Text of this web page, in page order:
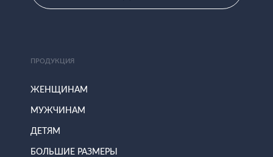
ПРОДУКЦИЯ
ЖЕНЩИНАМ
МУЖЧИНАМ
ДЕТЯМ
БОЛЬШИЕ РАЗМЕРЫ